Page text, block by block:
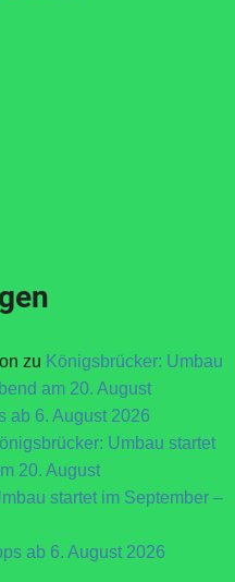
zu Königsbrücker: Umbau
am 20. August
ab 6. August 2026
Umbau startet
20. August
startet im September –
ab 6. August 2026